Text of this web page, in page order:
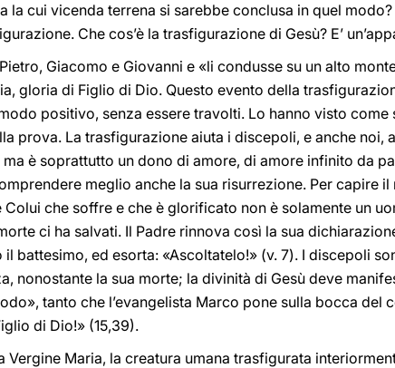
la cui vicenda terrena si sarebbe conclusa in quel
Che cos’è la trasfigurazione di Gesù? E’
Giacomo e Giovanni e «li condusse su un alto
gloria di Figlio di Dio. Questo evento della
positivo, senza essere travolti. Lo hanno visto come
prova. La trasfigurazione aiuta i discepoli, e anche noi,
è soprattutto un dono di amore, di amore infinito da
meglio anche la sua risurrezione. Per capire
che soffre e che è glorificato non è solamente un
ci ha salvati. Il Padre rinnova così la sua
battesimo, ed esorta: «Ascoltatelo!» (v. 7). I discepoli
nonostante la sua morte; la divinità di Gesù deve
tanto che l’evangelista Marco pone sulla bocca del
di Dio!» (15,39).
Maria, la creatura umana trasfigurata